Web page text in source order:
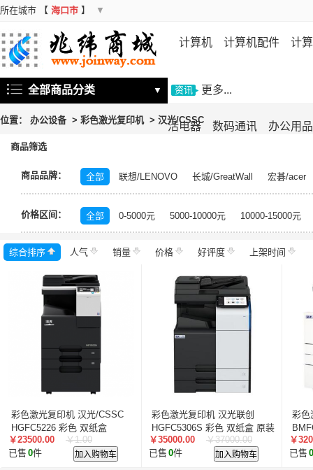
所在城市 【 海口市 】 ▼
计算机 计算机配件 计
机 存储设备
活电器 数码通讯 办公用品
全部商品分类 ▼ 资讯 更多...
位置： 办公设备> 彩色激光复印机> 汉光/CSSC
商品筛选
商品品牌： 全部 联想/LENOVO 长城/GreatWall
宏碁/acer
富士施乐/Fuji Xerox
华硕/ASUS 戴尔/DELL
三
飞利浦/PHILIPS
TCL 长虹/CHANGHONG
索尼
理光/RICOH
大华/dahua 奔图/PANTUM
金典/
齐心/Comix
科密/comet 希沃/seewo
中福/
MAXHUB
碎乐/Ceiro 柯达/Kodak
日立/
捷宇/JOYUSING
皓丽/Horion 北峰/BFDX
叠云/Cloudecker
麦克赛尔/maxell
中银科技/BOCT
蓝胜卡顿/kadenlan
惠科/HKC
高科光电/GKGD 清大视讯
沧田/
迅英/Bulldex 艾博德/iBoard
歌派/GEPAD
立思辰/LANXUM 利盟/Lexmark
英士/inASK
LG 中矗/ZHONGCHU
顶尖/OVERTOP
富山/TOMAYA
爱维达/EVADA
价格区间： 全部 0-5000元 5000-10000元 10000-15000元
综合排序 人气 销量 价格 好评度 上架时间
彩色激光复印机 汉光/CSSC
HGFC5226 彩色 双纸盒
￥23500.00
￥1.00
已售 0件 加入购物车
彩色激光复印机 汉光联创
HGFC5306S 彩色 双纸盒 原装
工作台
￥35000.00
￥37000.00
已售 0件 加入购物车
彩色
￥
已售 0